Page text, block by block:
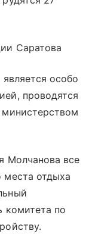
Саратова
особо
проводятся
Молчанова все
места отдыха
комитета по